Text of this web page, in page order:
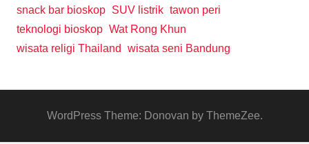
snack bar bioskop SUV listrik tawon peri
teknologi bioskop Wat Rong Khun
wisata religi Thailand
wisata seni Bandung
WordPress Theme: Donovan by ThemeZee.